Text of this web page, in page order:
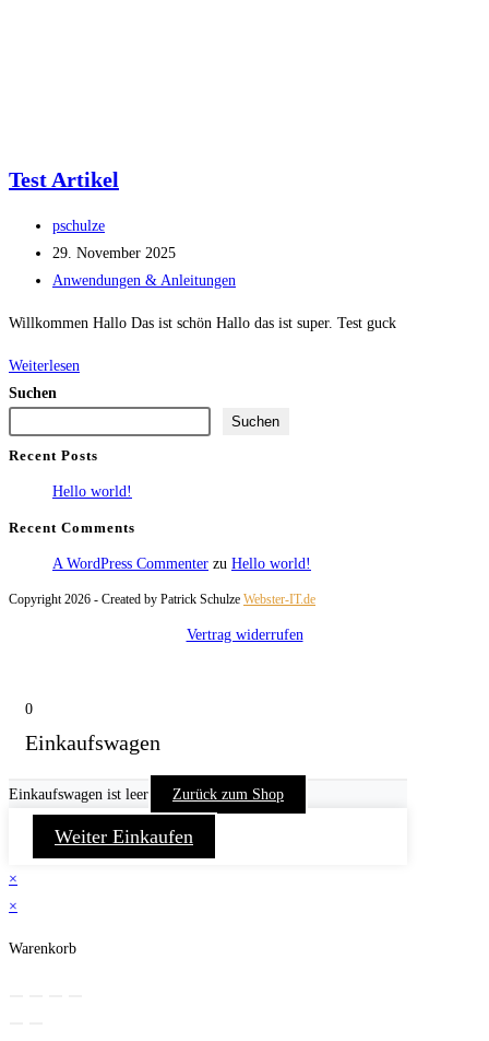
Test Artikel
Beitrags-
Autor:
pschulze
Beitrag
veröffentlicht:
29. November 2025
Beitrags-
Anwendungen & Anleitungen
Willkommen Hallo Das ist schön Hallo das ist super. Test guck
Weiterlesen
Suchen
Suchen
Recent Posts
Hello world!
Recent Comments
A WordPress Commenter zu Hello world!
Copyright 2026 - Created by Patrick Schulze Webster-IT.de
Vertrag widerrufen
0
Einkaufswagen
Einkaufswagen ist leer Zurück zum Shop
Weiter Einkaufen
×
×
Warenkorb